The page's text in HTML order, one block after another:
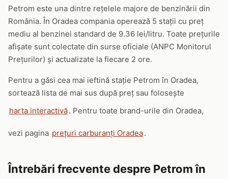
Petrom este una dintre rețelele majore de benzinării din
România. În Oradea compania operează 5 stații cu preț
mediu al benzinei standard de 9.36 lei/litru. Toate prețurile
afișate sunt colectate din surse oficiale (ANPC Monitorul
Prețurilor) și actualizate la fiecare 2 ore.
Pentru a găsi cea mai ieftină stație Petrom în Oradea,
sortează lista de mai sus după preț sau folosește
harta interactivă. Pentru toate brand-urile din Oradea,
vezi pagina prețuri carburanți Oradea.
Întrebări frecvente despre Petrom în